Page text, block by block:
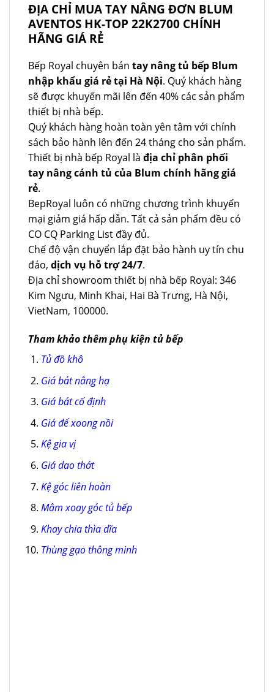
ĐỊA CHỈ MUA TAY NÂNG ĐƠN BLUM
AVENTOS HK-TOP 22K2700 CHÍNH
HÃNG GIÁ RẺ
Bếp Royal chuyên bán tay nâng tủ bếp Blum
nhập khẩu giá rẻ tại Hà Nội. Quý khách hàng
sẽ được khuyến mãi lên đến 40% các sản phẩm
thiết bị nhà bếp.
Quý khách hàng hoàn toàn yên tâm với chính
sách bảo hành lên đến 24 tháng cho sản phẩm.
Thiết bị nhà bếp Royal là địa chỉ phân phối
tay nâng cánh tủ của Blum chính hãng giá
rẻ.
BepRoyal luôn có những chương trình khuyến
mại giảm giá hấp dẫn. Tất cả sản phẩm đều có
CO CQ Parking List đầy đủ.
Chế độ vận chuyển lắp đặt bảo hành uy tín chu
đáo, dịch vụ hỗ trợ 24/7.
Địa chỉ showroom thiết bị nhà bếp Royal: 346
Kim Ngưu, Minh Khai, Hai Bà Trưng, Hà Nội,
VietNam, 100000.
Tham khảo thêm phụ kiện tủ bếp
Tủ đồ khô
Giá bát nâng hạ
Giá bát cố định
Giá để xoong nồi
Kệ gia vị
Giá dao thớt
Kệ góc liên hoàn
Mâm xoay góc tủ bếp
Khay chia thìa dĩa
Thùng gạo thông minh